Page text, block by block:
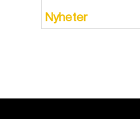
Nyheter